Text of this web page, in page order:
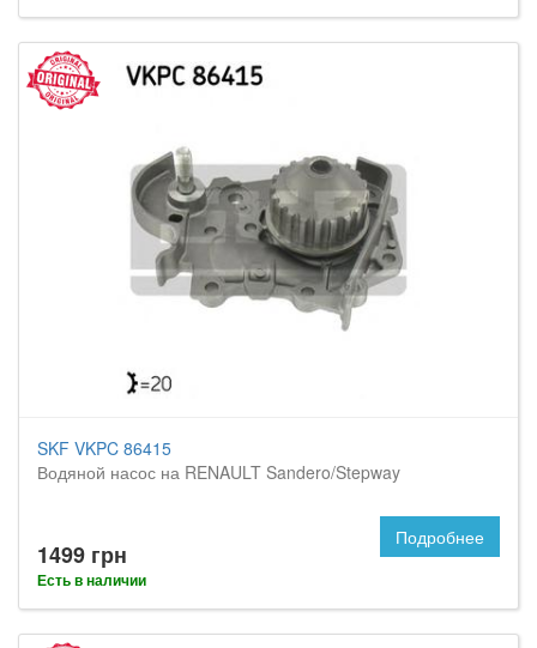
SKF VKPC 86415
Водяной насос на RENAULT Sandero/Stepway
1499 грн
Есть в наличии
Подробнее